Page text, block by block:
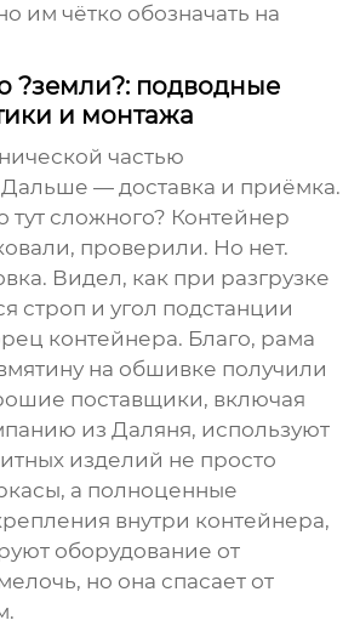
им чётко обозначать на
?земли?: подводные
и монтажа
частью
— доставка и приёмка.
тут сложного? Контейнер
проверили. Но нет.
Видел, как при разгрузке
строп и угол подстанции
контейнера. Благо, рама
на обшивке получили
поставщики, включая
из Даляня, используют
изделий не просто
а полноценные
внутри контейнера,
оборудование от
но она спасает от